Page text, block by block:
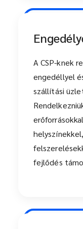
A CSP-knek
engedéllyel
szállítási
fejlődés